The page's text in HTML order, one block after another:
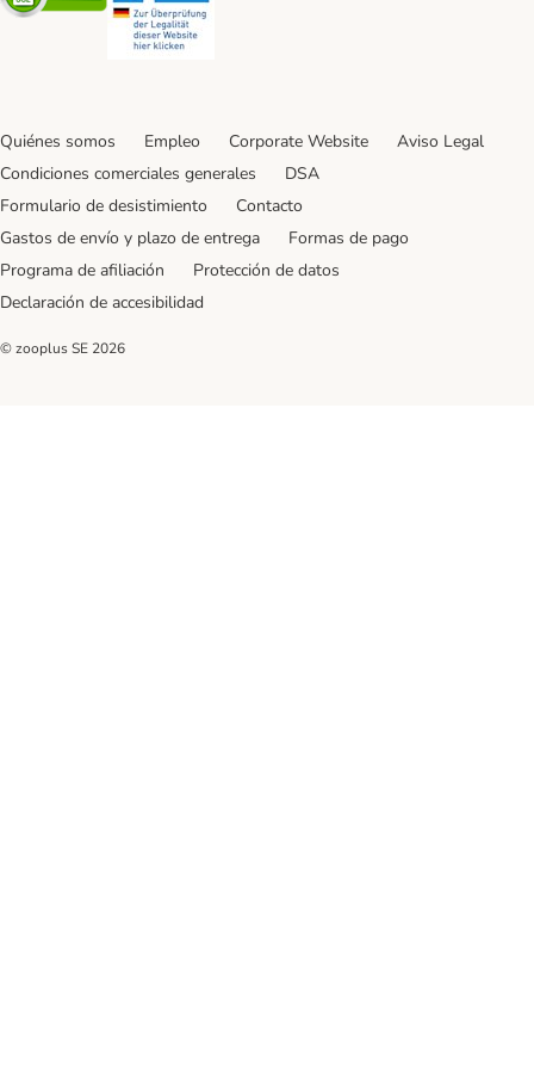
Quiénes somos Empleo Corporate Website
Aviso Legal
Condiciones comerciales generales
DSA
Formulario de desistimiento
Contacto
Gastos de envío y plazo de entrega
Formas de pago
Programa de afiliación
Protección de datos
Declaración de accesibilidad
© zooplus SE 2026